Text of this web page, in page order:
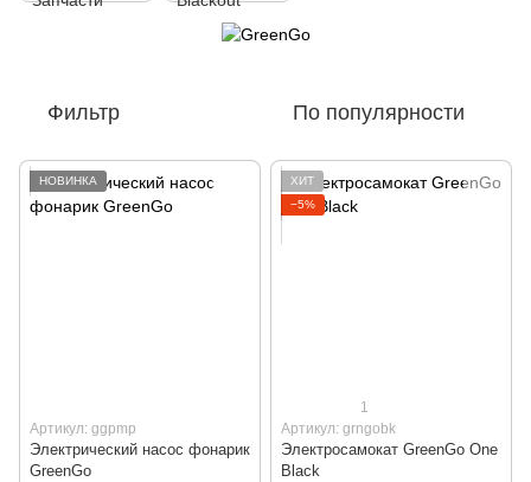
Фильтр По популярности
НОВИНКА
Артикул: ggpmp
Электрический насос фонарик
GreenGo
ХИТ
−5%
1
Артикул: grngobk
Электросамокат GreenGo One
Black